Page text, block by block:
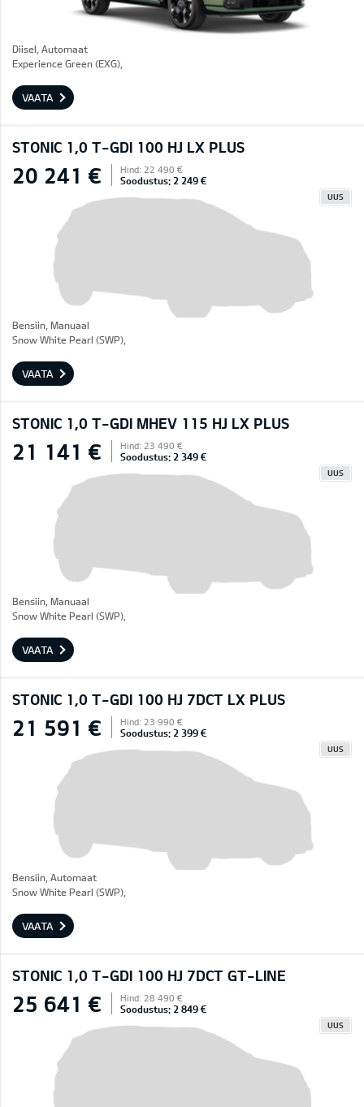
Diisel, Automaat
Experience Green (EXG),
VAATA
STONIC 1,0 T-GDI 100 HJ LX PLUS
20 241 € Hind: 22 490 €
Soodustus: 2 249 €
UUS
Bensiin, Manuaal
Snow White Pearl (SWP),
VAATA
STONIC 1,0 T-GDI MHEV 115 HJ LX PLUS
21 141 € Hind: 23 490 €
Soodustus: 2 349 €
UUS
Bensiin, Manuaal
Snow White Pearl (SWP),
VAATA
STONIC 1,0 T-GDI 100 HJ 7DCT LX PLUS
21 591 € Hind: 23 990 €
Soodustus: 2 399 €
UUS
Bensiin, Automaat
Snow White Pearl (SWP),
VAATA
STONIC 1,0 T-GDI 100 HJ 7DCT GT-LINE
25 641 € Hind: 28 490 €
Soodustus: 2 849 €
UUS